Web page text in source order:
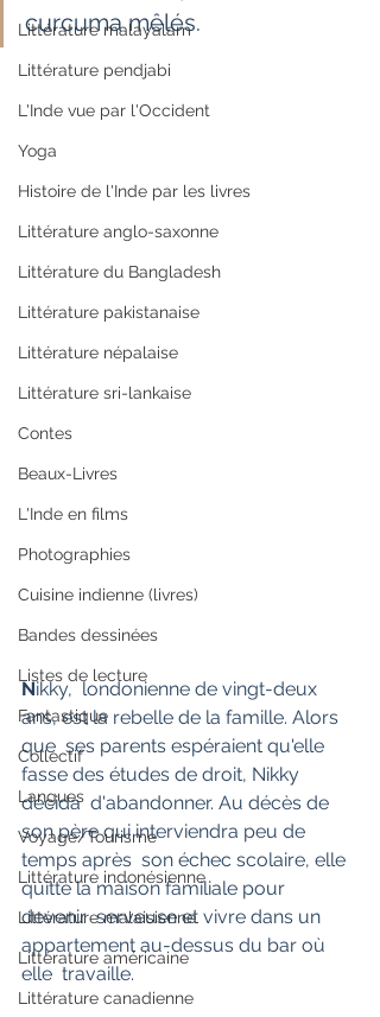
Littérature malayalam
Littérature pendjabi
L'Inde vue par l'Occident
Yoga
Histoire de l'Inde par les livres
Littérature anglo-saxonne
Littérature du Bangladesh
Littérature pakistanaise
Littérature népalaise
Littérature sri-lankaise
Contes
Beaux-Livres
L'Inde en films
Photographies
Cuisine indienne (livres)
Bandes dessinées
Listes de lecture
Fantastique
Collectif
Langues
Voyage/Tourisme
Littérature indonésienne
Littérature malaisienne
Littérature américaine
Littérature canadienne
curcuma mêlés.
Nikky,  londonienne de vingt-deux
ans, est la rebelle de la famille. Alors
que  ses parents espéraient qu'elle
fasse des études de droit, Nikky
décida  d'abandonner. Au décès de
son père qui interviendra peu de
temps après  son échec scolaire, elle
quitte la maison familiale pour
devenir  serveuse et vivre dans un
appartement au-dessus du bar où
elle  travaille.